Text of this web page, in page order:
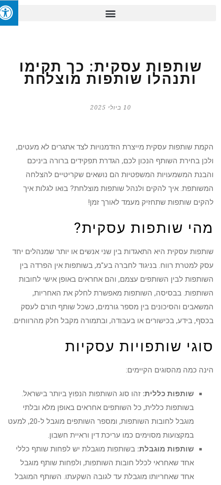
שותפות עסקית: כך תקימו
ותנהלו שותפות מוצלחת
10 ביולי 2025
הקמת שותפות עסקית מייצרת הזדמנויות לצד אתגרים לא מעטים,
ולכן בחירת השותף הנכון לכם, הגדרת תפקידים ברורה ביניכם
והבנת המשמעויות המשפטיות הם נושאים שקריטיים להצלחה
המשותפת. איך להקים ולנהל שותפות מוצלחת? בואו לגלות איך
להקים שותפות שתחזיק מעמד לאורך זמן!
מהי שותפות עסקית?
שותפות עסקית היא התאגדות בין שני אנשים או יותר שמנהלים יחד
עסק למטרת רווח. בניגוד לחברה בע"מ, בשותפות אין הפרדה בין
השותפות לבין השותפים עצמם, והם אחראים באופן אישי לחובות
השותפות. בבסיסה, השותפות מאפשרת לחלק את האחריות,
המשאבים והסיכונים בין מספר גורמים, כשכל שותף תורם לעסק
בכסף, בידע, בכישורים או בעבודה, ובתמורה מקבל חלק מהרווחים.
סוגי שותפויות עסקיות
הינה כמה מהסוגים הקיימים:
שותפות כללית:זהו סוג השותפות הנפוץ ביותר בישראל.
בשותפות כללית, כל השותפים אחראים באופן מלא ובלתי
מוגבל לחובות השותפות, ומספר השותפים מוגבל ל-20, למעט
במקצועות מסוימים כמו עריכת דין וראיית חשבון.
שותפות מוגבלת:בשותפות מוגבלת יש לפחות שותף כללי
אחד שאחראי לכלל חובות השותפות, ולפחות שותף מוגבל
אחד שאחריותו מוגבלת עד לגובה השקעתו. השותף המוגבל